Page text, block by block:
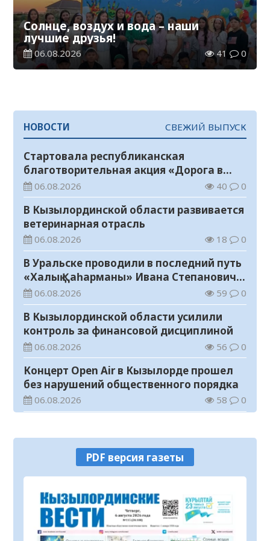
Солнце, воздух и вода – наши
лучшие друзья!
06.08.2026 41 0
НОВОСТИ СВЕЖИЙ ВЫПУСК
Стартовала республиканская
благотворительная акция «Дорога в
школу»
06.08.2026 40 0
В Кызылординской области развивается
ветеринарная отрасль
06.08.2026 18 0
В Уральске проводили в последний путь
«Халық Қаһарманы» Ивана Степановича
Гапича
06.08.2026 59 0
В Кызылординской области усилили
контроль за финансовой дисциплиной
06.08.2026 56 0
Концерт Open Air в Кызылорде прошел
без нарушений общественного порядка
06.08.2026 58 0
конкурс видеороликов о семейных
ценностях и Конституции
06.08.2026
Соблюдение правил пожарной
безопасности – обязанность каждого
гражданина
06.08.2026 24
Состоялось заседание республиканской
PDF версия газеты